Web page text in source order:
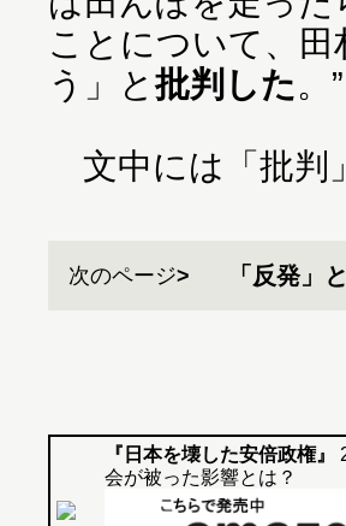
ことについて、
う」と批判した。”
文中には「批判
次のページ 「反発」
『日本を壊した安倍政権』
会が被った影響とは？